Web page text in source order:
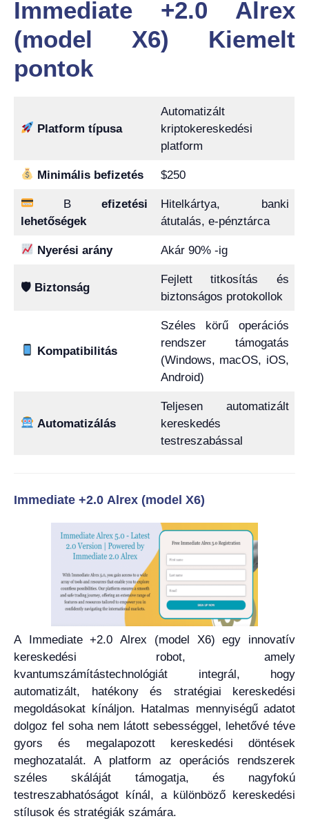
Immediate +2.0 Alrex
(model X6) Kiemelt
pontok
Platform típusa
Automatizált
kriptokereskedési
platform
Minimális befizetés $250
B efizetési
lehetőségek
Hitelkártya, banki
átutalás, e-pénztárca
Nyerési arány Akár 90% -ig
🛡 Biztonság
Fejlett titkosítás és
biztonságos protokollok
Kompatibilitás
Széles körű operációs
rendszer támogatás
(Windows, macOS, iOS,
Android)
Automatizálás
Teljesen automatizált
kereskedés
testreszabással
Immediate +2.0 Alrex (model X6)
A Immediate +2.0 Alrex (model X6) egy innovatív
kereskedési robot, amely
kvantumszámítástechnológiát integrál, hogy
automatizált, hatékony és stratégiai kereskedési
megoldásokat kínáljon. Hatalmas mennyiségű adatot
dolgoz fel soha nem látott sebességgel, lehetővé téve
gyors és megalapozott kereskedési döntések
meghozatalát. A platform az operációs rendszerek
széles skáláját támogatja, és nagyfokú
testreszabhatóságot kínál, a különböző kereskedési
stílusok és stratégiák számára.